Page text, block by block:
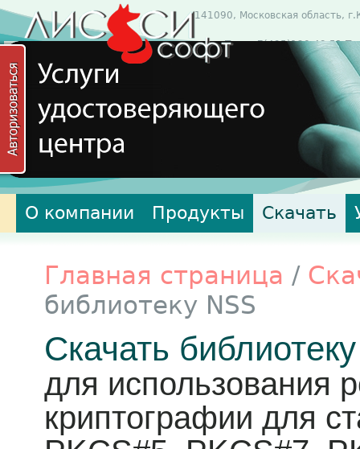
141090, Московская область,
Тел: +7(495)120-43-51
О компании Продукты Скачать
Главная страница /
библиотеку NSS
Скачать
для использования
криптографии для